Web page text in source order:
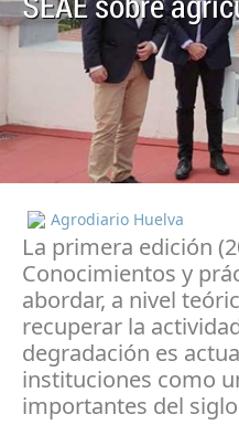
SEAE sobre
Agrodiario Huelva
La primera edición
Conocimientos y
abordar, a nivel
recuperar la
degradación es
instituciones como
importantes del siglo